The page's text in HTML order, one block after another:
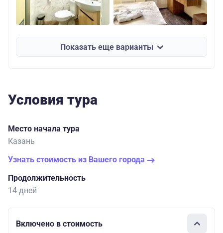
Показать еще варианты
Условия тура
Место начала тура
Казань
Узнать стоимость из Вашего города
Продолжительность
14 дней
Включено в стоимость